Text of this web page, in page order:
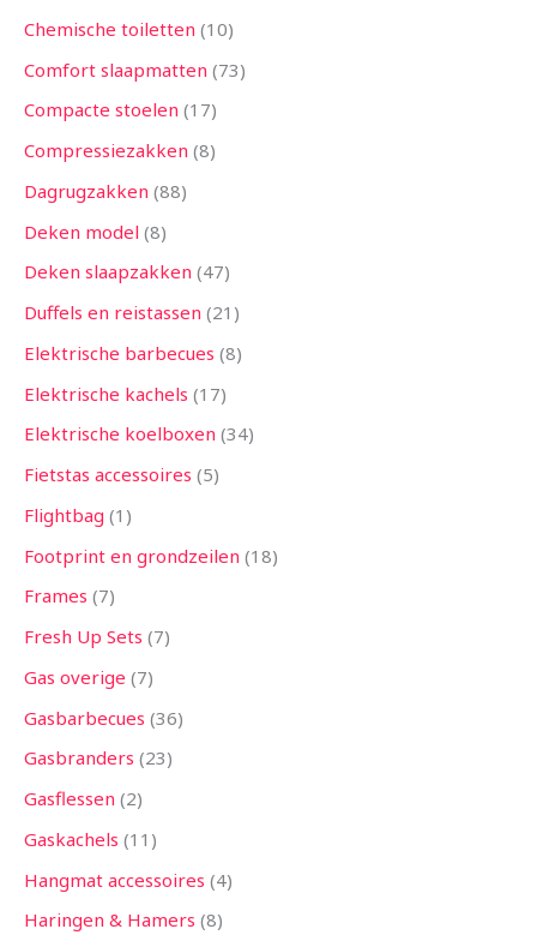
Chemische toiletten 10
Comfort slaapmatten 73
Compacte stoelen 17
Compressiezakken 8
Dagrugzakken 88
Deken model 8
Deken slaapzakken 47
Duffels en reistassen 21
Elektrische barbecues 8
Elektrische kachels 17
Elektrische koelboxen 34
Fietstas accessoires 5
Flightbag 1
Footprint en grondzeilen 18
Frames 7
Fresh Up Sets 7
Gas overige 7
Gasbarbecues 36
Gasbranders 23
Gasflessen 2
Gaskachels 11
Hangmat accessoires 4
Haringen & Hamers 8